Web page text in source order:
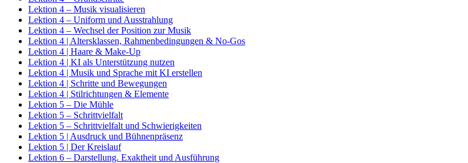
Lektion 4 – Musik visualisieren
Lektion 4 – Uniform und Ausstrahlung
Lektion 4 – Wechsel der Position zur Musik
Lektion 4 | Altersklassen, Rahmenbedingungen & No-Gos
Lektion 4 | Haare & Make-Up
Lektion 4 | KI als Unterstützung nutzen
Lektion 4 | Musik und Sprache mit KI erstellen
Lektion 4 | Schritte und Bewegungen
Lektion 4 | Stilrichtungen & Elemente
Lektion 5 – Die Mühle
Lektion 5 – Schrittvielfalt
Lektion 5 – Schrittvielfalt und Schwierigkeiten
Lektion 5 | Ausdruck und Bühnenpräsenz
Lektion 5 | Der Kreislauf
Lektion 6 – Darstellung. Exaktheit und Ausführung